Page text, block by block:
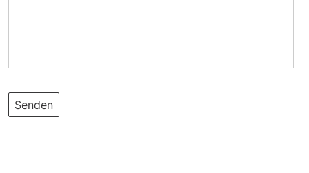
Senden